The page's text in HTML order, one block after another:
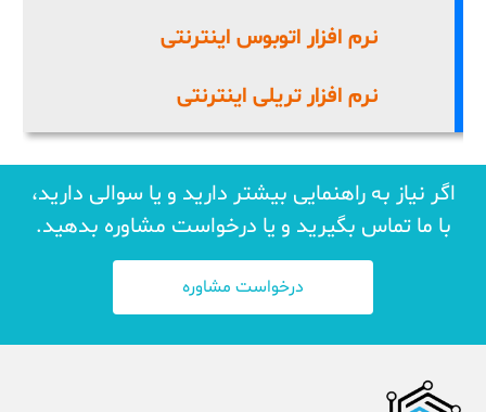
نرم افزار اتوبوس اینترنتی
نرم افزار تریلی اینترنتی
اگر نیاز به راهنمایی بیشتر دارید و یا سوالی دارید،
با ما تماس بگیرید و یا درخواست مشاوره بدهید.
درخواست مشاوره